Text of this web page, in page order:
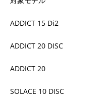
ADDICT 15 Di2
ADDICT 20 DISC
ADDICT 20
SOLACE 10 DISC